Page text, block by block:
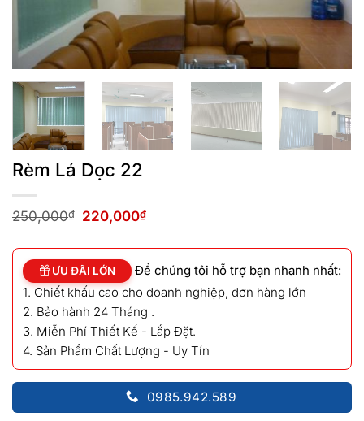
Rèm Lá Dọc 22
250,000₫
Giá
250,000₫.
220,000₫Giá
220,000₫.
ƯU ĐÃI LỚN
Để chúng tôi hỗ trợ bạn nhanh nhất:
1. Chiết khấu cao cho doanh nghiệp, đơn hàng lớn
2. Bảo hành 24 Tháng .
3. Miễn Phí Thiết Kế - Lắp Đặt.
4. Sản Phẩm Chất Lượng - Uy Tín
0985.942.589